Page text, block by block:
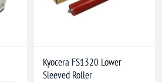
Kyocera FS1320 Lower
Sleeved Roller